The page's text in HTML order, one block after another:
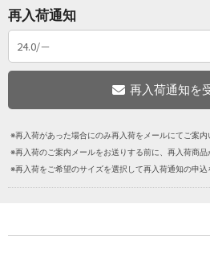
再入荷通知
※再入荷があった場合にのみ再入荷をメールにてご案内
※再入荷のご案内メールをお送りする前に、再入荷商品
※再入荷をご希望のサイズを選択して再入荷通知の申込